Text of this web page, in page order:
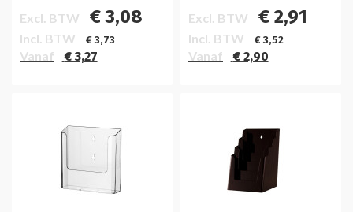
Excl. BTW
€ 3,08
Incl. BTW € 3,73
Vanaf € 3,27
Excl. BTW
€ 2,91
Incl. BTW € 3,52
Vanaf € 2,90